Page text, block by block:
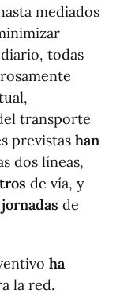
mediados
todas
transporte
previstas han
dos líneas,
de vía, y
de
ha
la red.